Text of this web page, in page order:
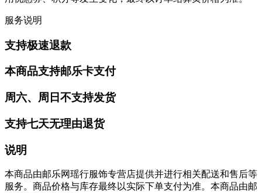
服务说明
支持极速退款
本商品支持邮乐卡支付
周六、周日不支持发货
支持七天无理由退货
说明
本商品由邮乐网瑶行服饰专营店提供并进行相关配送和售后等
服务。商品价格与库存最终以实际下单支付为准。本商品由邮